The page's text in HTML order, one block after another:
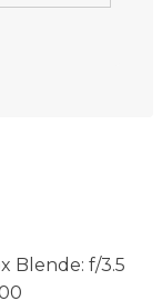
Blende: f/3.5